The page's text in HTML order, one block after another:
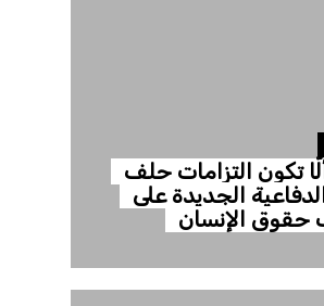
تكون التزامات حلف
الجديدة على
الإنسان